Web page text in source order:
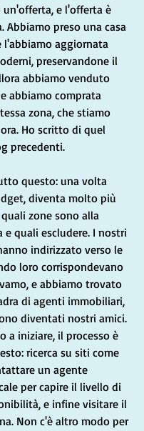
un'offerta, e l'offerta è
Abbiamo preso una casa
l'abbiamo aggiornata
preservandone il
abbiamo venduto
abbiamo comprata
zona, che stiamo
Ho scritto di quel
precedenti.
questo: una volta
diventa molto più
zone sono alla
quali escludere. I nostri
indirizzato verso le
loro corrispondevano
e abbiamo trovato
di agenti immobiliari,
diventati nostri amici.
a iniziare, il processo è
ricerca su siti come
un agente
per capire il livello di
e infine visitare il
Non c'è altro modo per